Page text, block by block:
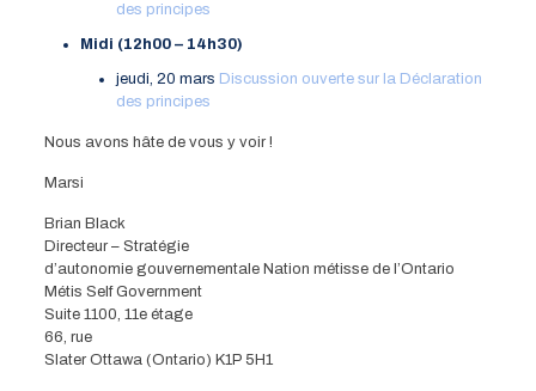
des principes
Midi (12h00 – 14h30)
jeudi, 20 mars Discussion ouverte sur la Déclaration
des principes
Nous avons hâte de vous y voir !
Marsi
Brian Black
Directeur – Stratégie
d’autonomie gouvernementale Nation métisse de l’Ontario
Métis Self Government
Suite 1100, 11e étage
66, rue
Slater Ottawa (Ontario) K1P 5H1